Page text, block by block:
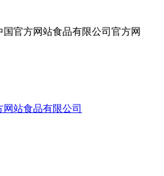
官方网站食品有限公司官方网